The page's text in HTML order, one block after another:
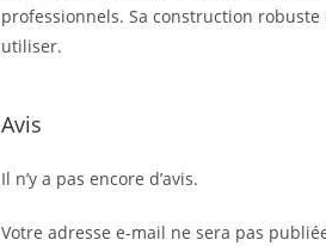
professionnels. Sa construction
utiliser.
Avis
Il n’y a pas encore d’avis.
Votre adresse e-mail ne sera pas